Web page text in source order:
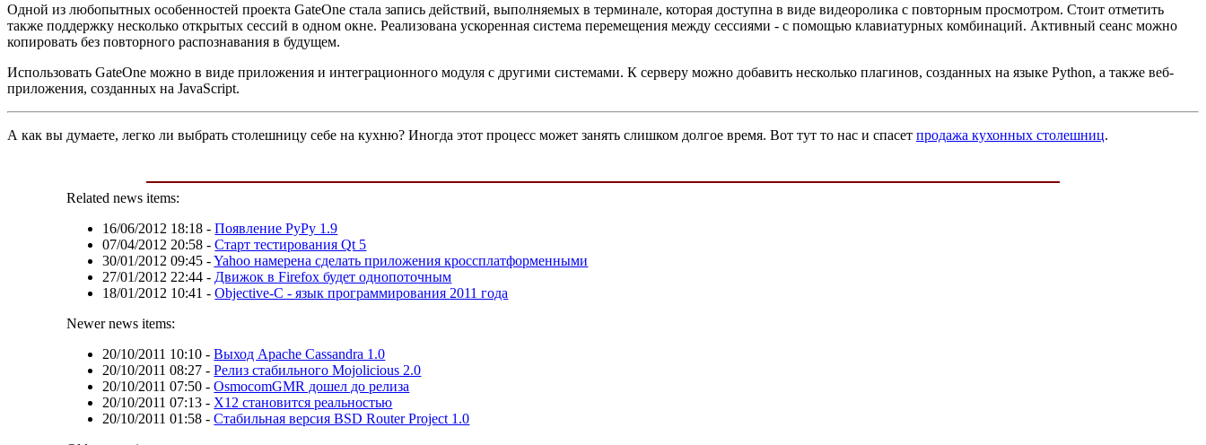
Одной из любопытных особенностей проекта GateOne стала запись действий, выполняемых в терминале, которая доступна в виде видеоролика с повторным просмотром. Стоит отметить
также поддержку несколько открытых сессий в одном окне. Реализована ускоренная система перемещения между сессиями - с помощью клавиатурных комбинаций. Активный сеанс можно
копировать без повторного распознавания в будущем.
Использовать GateOne можно в виде приложения и интеграционного модуля с другими системами. К серверу можно добавить несколько плагинов, созданных на языке Python, а также веб-
приложения, созданных на JavaScript.
А как вы думаете, легко ли выбрать столешницу себе на кухню? Иногда этот процесс может занять слишком долгое время. Вот тут то нас и спасет продажа кухонных столешниц.
Related news items:
16/06/2012 18:18 -Появление PyPy 1.9
07/04/2012 20:58 -Старт тестирования Qt 5
30/01/2012 09:45 -Yahoo намерена сделать приложения кроссплатформенными
27/01/2012 22:44 - Движок в Firefox будет однопоточным
18/01/2012 10:41 -Objective-C - язык программирования 2011 года
Newer news items:
20/10/2011 10:10 -Выход Apache Cassandra 1.0
20/10/2011 08:27 -Релиз стабильного Mojolicious 2.0
20/10/2011 07:50 -OsmocomGMR дошел до релиза
20/10/2011 07:13 - X12 становится реальностью
20/10/2011 01:58 -Стабильная версия BSD Router Project 1.0